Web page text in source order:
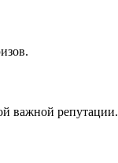
важной репутации.